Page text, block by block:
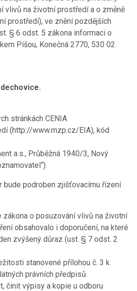
vlivů na životní prostředí a o změně
prostředí), ve znění pozdějších
§ 6 odst. 5 zákona informaci o
Píšou, Konečná 2770, 530 02
stránkách CENIA
(http://www.mzp.cz/EIA), kód
a.s., Průběžná 1940/3, Nový
bude podroben zjišťovacímu řízení
zákona o posuzování vlivů na životní
obsahovalo i doporučení, na které
zvýšený důraz (ust. § 7 odst. 2
stanovené přílohou č. 3 k
právních předpisů.
činit výpisy a kopie u odboru